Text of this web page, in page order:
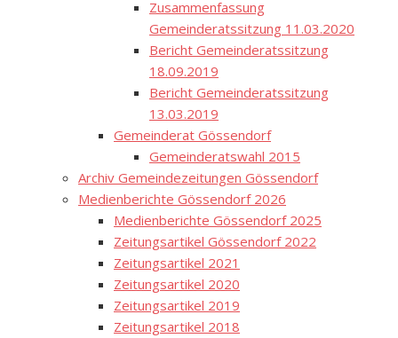
Zusammenfassung
Gemeinderatssitzung 11.03.2020
Bericht Gemeinderatssitzung
18.09.2019
Bericht Gemeinderatssitzung
13.03.2019
Gemeinderat Gössendorf
Gemeinderatswahl 2015
Archiv Gemeindezeitungen Gössendorf
Medienberichte Gössendorf 2026
Medienberichte Gössendorf 2025
Zeitungsartikel Gössendorf 2022
Zeitungsartikel 2021
Zeitungsartikel 2020
Zeitungsartikel 2019
Zeitungsartikel 2018